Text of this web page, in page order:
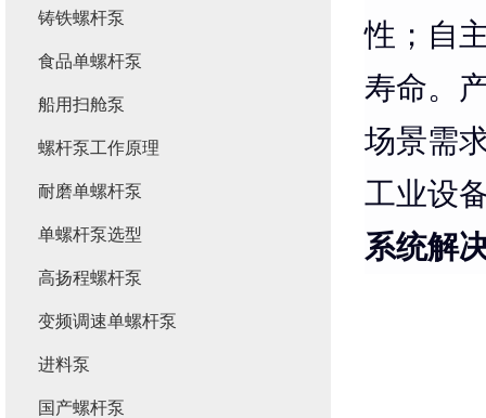
性；自
寿命。
场景需
工业设
系统解
铸铁螺杆泵
食品单螺杆泵
船用扫舱泵
螺杆泵工作原理
耐磨单螺杆泵
单螺杆泵选型
高扬程螺杆泵
变频调速单螺杆泵
进料泵
国产螺杆泵